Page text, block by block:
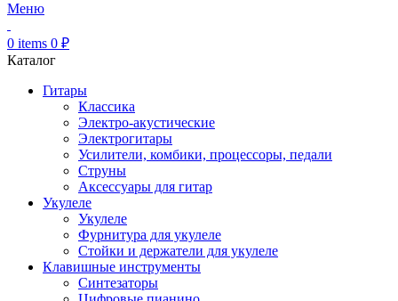
Меню
0 items 0 ₽
Каталог
Гитары
Классика
Электро-акустические
Электрогитары
Усилители, комбики, процессоры, педали
Струны
Аксессуары для гитар
Укулеле
Укулеле
Фурнитура для укулеле
Стойки и держатели для укулеле
Клавишные инструменты
Синтезаторы